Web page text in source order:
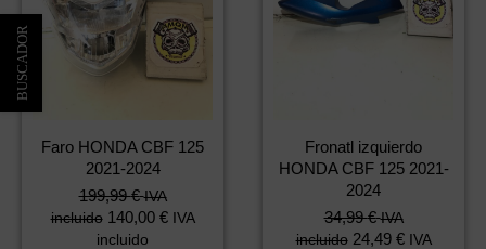
Faro HONDA CBF 125
2021-2024
199,99€ IVA
incluido 140,00 € IVA
incluido
Fronatl izquierdo
HONDA CBF 125 2021-
2024
34,99€ IVA
incluido 24,49 € IVA